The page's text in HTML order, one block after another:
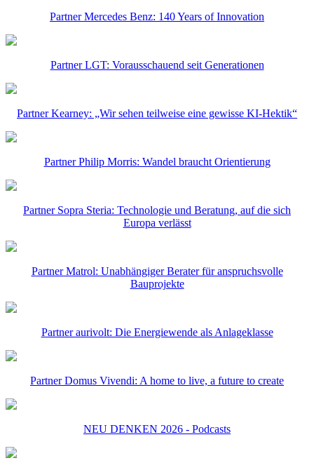
Partner Mercedes Benz: 140 Years of Innovation
Partner LGT: Vorausschauend seit Generationen
Partner Kearney: „Wir sehen teilweise eine gewisse KI-Hektik“
Partner Philip Morris: Wandel braucht Orientierung
Partner Sopra Steria: Technologie und Beratung, auf die sich
Europa verlässt
Partner Matrol: Unabhängiger Berater für anspruchsvolle
Bauprojekte
Partner aurivolt: Die Energiewende als Anlageklasse
Partner Domus Vivendi: A home to live, a future to create
NEU DENKEN 2026 - Podcasts